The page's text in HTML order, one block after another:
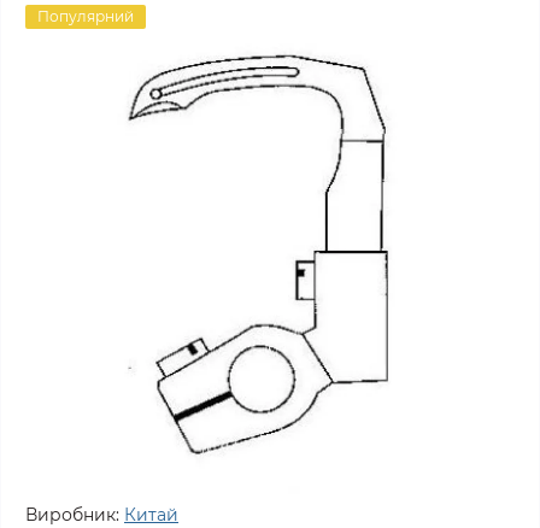
Популярний
Виробник: Китай